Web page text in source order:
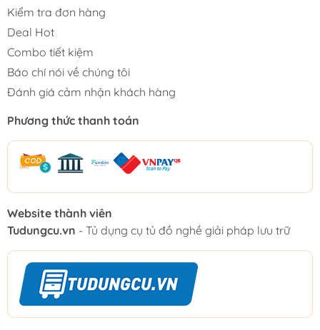
Kiểm tra đơn hàng
Deal Hot
Combo tiết kiệm
Báo chí nói về chúng tôi
Đánh giá cảm nhận khách hàng
Phương thức thanh toán
Website thành viên
Tudungcu.vn - Tủ dụng cụ tủ đồ nghề giải pháp lưu trữ